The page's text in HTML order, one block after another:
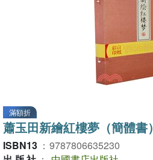
滿額折
蕭玉田新繪紅樓夢（簡體書）
ISBN13 ： 9787806635230